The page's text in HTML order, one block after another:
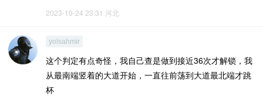
2023-10-24 23:31 河北
yolsahmir
这个判定有点奇怪，我自己查是做到接近36次才解锁，我
从最南端竖着的大道开始，一直往前荡到大道最北端才跳
杯